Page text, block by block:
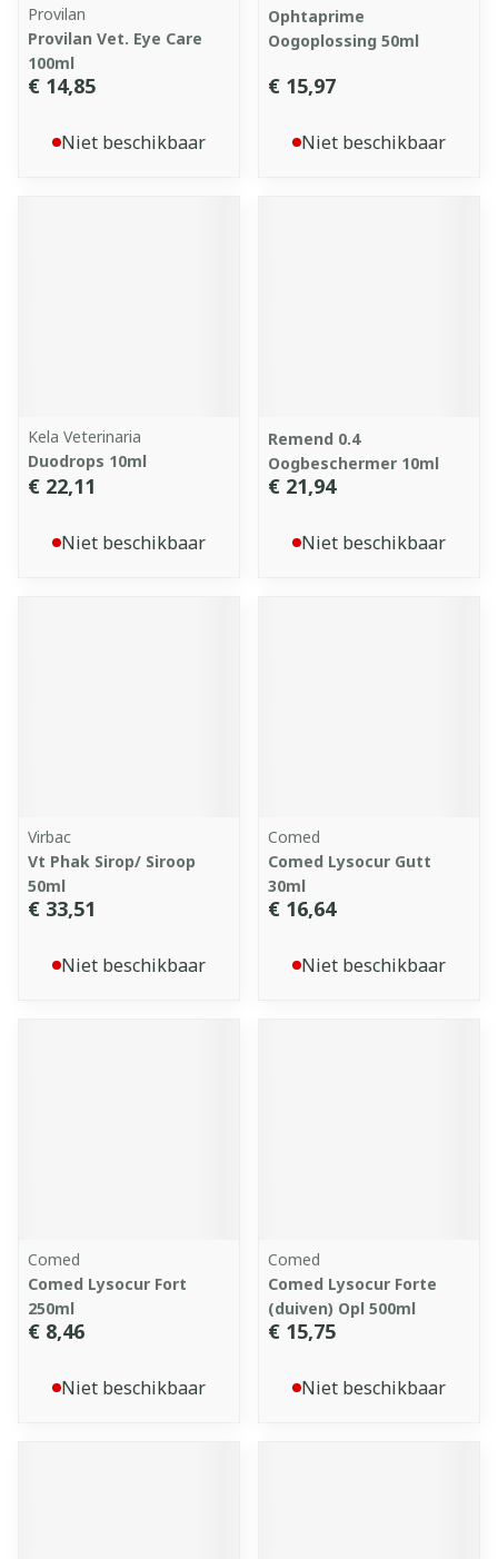
Provilan
Provilan Vet. Eye Care
100ml
€ 14,85
Niet beschikbaar
Ophtaprime
Oogoplossing 50ml
€ 15,97
Niet beschikbaar
Kela Veterinaria
Duodrops 10ml
€ 22,11
Niet beschikbaar
Remend 0.4
Oogbeschermer 10ml
€ 21,94
Niet beschikbaar
Virbac
Vt Phak Sirop/ Siroop
50ml
€ 33,51
Niet beschikbaar
Comed
Comed Lysocur Gutt
30ml
€ 16,64
Niet beschikbaar
Comed
Comed Lysocur Fort
250ml
€ 8,46
Niet beschikbaar
Comed
Comed Lysocur Forte
(duiven) Opl 500ml
€ 15,75
Niet beschikbaar